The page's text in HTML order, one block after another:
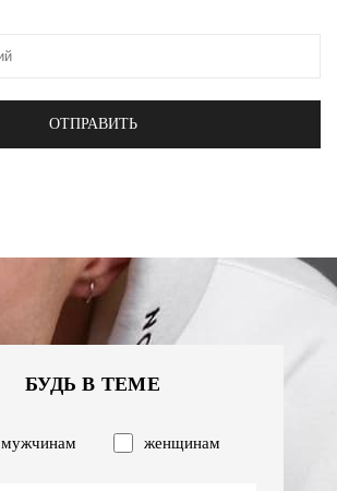
ОТПРАВИТЬ
БУДЬ В ТЕМЕ
мужчинам женщинам